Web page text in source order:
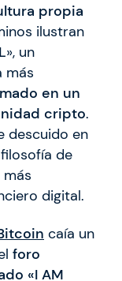
propia
ilustran
», un
más
en un
cripto.
descuido en
de
digital.
caía un
foro
«I AM